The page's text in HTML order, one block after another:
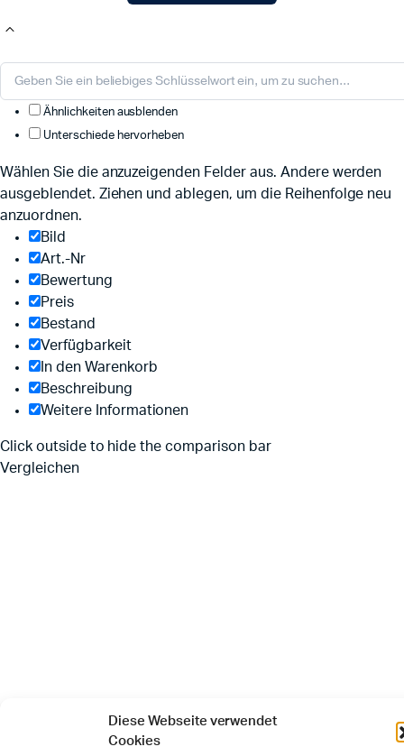
Diese Webseite verwendet
Cookies
Ähnlichkeiten ausblenden
Unterschiede hervorheben
Wählen Sie die anzuzeigenden Felder aus. Andere werden
ausgeblendet. Ziehen und ablegen, um die Reihenfolge neu
anzuordnen.
Bild
Art.-Nr
Bewertung
Preis
Bestand
Verfügbarkeit
In den Warenkorb
Beschreibung
Weitere Informationen
Click outside to hide the comparison bar
Vergleichen